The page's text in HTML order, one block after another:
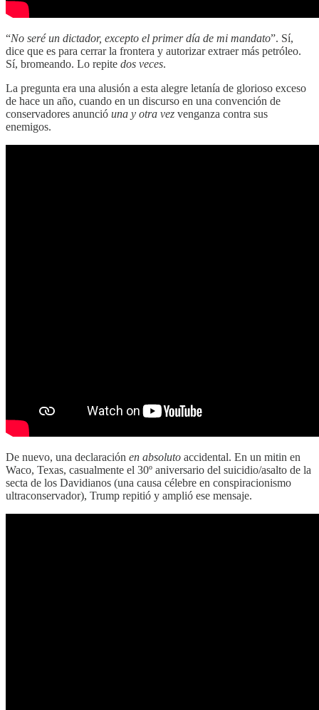
“No seré un dictador, excepto el primer día de mi mandato”. Sí,
dice que es para cerrar la frontera y autorizar extraer más petróleo.
Sí, bromeando. Lo repite dos veces.
La pregunta era una alusión a esta alegre letanía de glorioso exceso
de hace un año, cuando en un discurso en una convención de
conservadores anunció una y otra vez venganza contra sus
enemigos.
De nuevo, una declaración en absoluto accidental. En un mitin en
Waco, Texas, casualmente el 30º aniversario del suicidio/asalto de la
secta de los Davidianos (una causa célebre en conspiracionismo
ultraconservador), Trump repitió y amplió ese mensaje.